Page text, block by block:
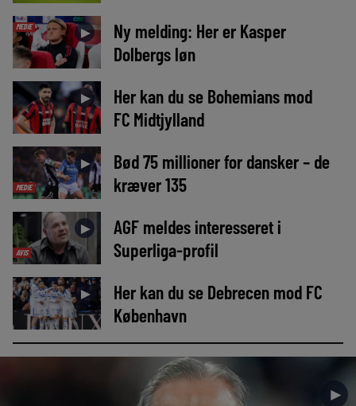
MEDIE ►
Ny melding: Her er Kasper
Dolbergs løn
►
Her kan du se Bohemians mod
FC Midtjylland
MEDIE
►
Bød 75 millioner for dansker – de
kræver 135
AVIS
►
AGF meldes interesseret i
Superliga-profil
►
Her kan du se Debrecen mod FC
København
►